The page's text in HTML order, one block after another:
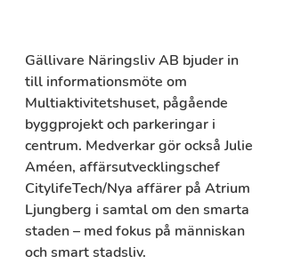
Gällivare Näringsliv AB bjuder in
till informationsmöte om
Multiaktivitetshuset, pågående
byggprojekt och parkeringar i
centrum. Medverkar gör också Julie
Améen, affärsutvecklingschef
CitylifeTech/Nya affärer på Atrium
Ljungberg i samtal om den smarta
staden – med fokus på människan
och smart stadsliv.